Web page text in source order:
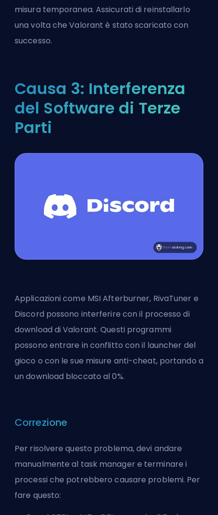
misura temporanea. Assicurati di reinstallarlo
una volta che Valorant è stato scaricato con
successo.
Causa 3: Interferenza
del Software di Terze
Parti
Applicazioni come MSI Afterburner, RivaTuner e
Discord possono interferire con il processo di
download di Valorant. Questi programmi
possono entrare in conflitto con il launcher del
gioco o con le sue misure anti-cheat, portando a
un download bloccato al 0%.
Correzione
Per risolvere questo problema, devi andare
manualmente al task manager e terminare i
processi che potrebbero causare problemi. Per
fare questo: